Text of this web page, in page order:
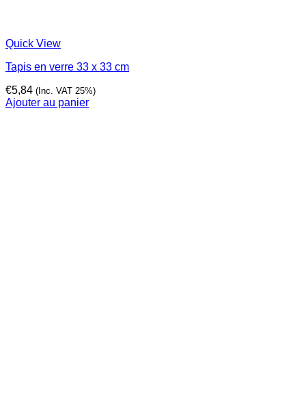
Quick View
Tapis en verre 33 x 33 cm
€5,84 (Inc. VAT 25%)
Ajouter au panier